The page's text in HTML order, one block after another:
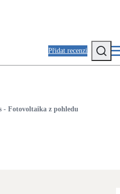
Přidat recenzi
Kontaktovat uživatele
- Fotovoltaika z pohledu